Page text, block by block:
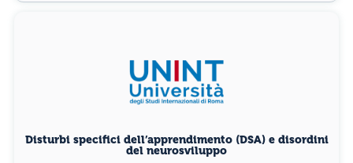
Disturbi specifici dell’apprendimento (DSA) e disordini
del neurosviluppo